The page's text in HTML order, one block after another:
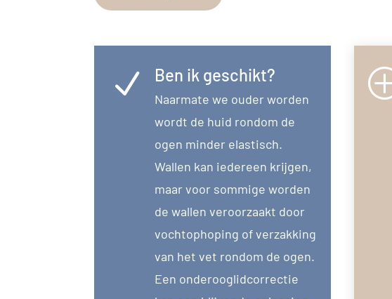
N Ben ik geschikt?
Naarmate we ouder worden
wordt de huid rondom de
ogen minder elastisch.
Wallen kan iedereen krijgen,
maar voor sommige worden
de wallen veroorzaakt door
vochtophoping of verzakking
van het vet rondom de ogen.
Een onderooglidcorrectie